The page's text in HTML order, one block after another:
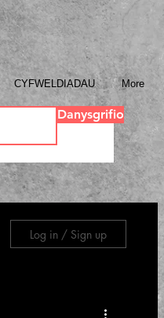
CYFWELDIADAU More
Danysgrifio
Log in / Sign up